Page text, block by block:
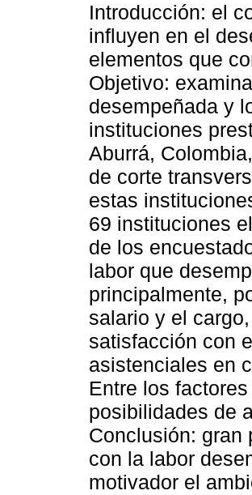
Introducción: el
influyen en el
elementos que
Objetivo:
desempeñada y
instituciones
Aburrá,
de corte
estas
69 instituciones
de los
labor que
principalmente,
salario y el
satisfacción con
asistenciales en
Entre los
posibilidades de
Conclusión: gran
con la labor
motivador el